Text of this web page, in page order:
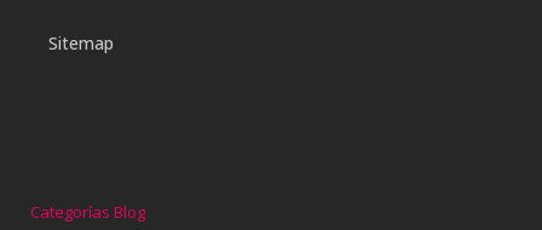
Sitemap
Categorías Blog